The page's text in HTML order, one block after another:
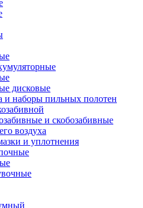
дисковые
и наборы пильных полотен
и скобозабивные
воздуха
и уплотнения